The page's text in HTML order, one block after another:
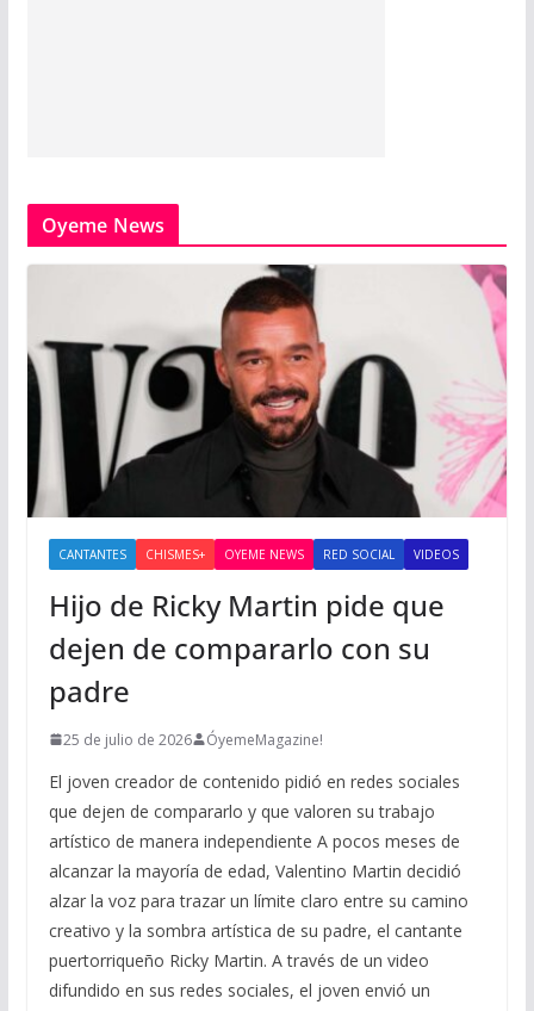
Oyeme News
CANTANTES CHISMES+ OYEME NEWS RED SOCIAL VIDEOS
Hijo de Ricky Martin pide que
dejen de compararlo con su
padre
25 de julio de 2026 ÓyemeMagazine!
El joven creador de contenido pidió en redes sociales
que dejen de compararlo y que valoren su trabajo
artístico de manera independiente A pocos meses de
alcanzar la mayoría de edad, Valentino Martin decidió
alzar la voz para trazar un límite claro entre su camino
creativo y la sombra artística de su padre, el cantante
puertorriqueño Ricky Martin. A través de un video
difundido en sus redes sociales, el joven envió un